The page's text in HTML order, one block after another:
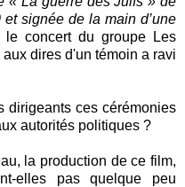
signée de la main d’une
concert du groupe Les
dires d'un témoin a ravi
dirigeants ces cérémonies
autorités politiques ?
la production de ce film,
elles pas quelque peu